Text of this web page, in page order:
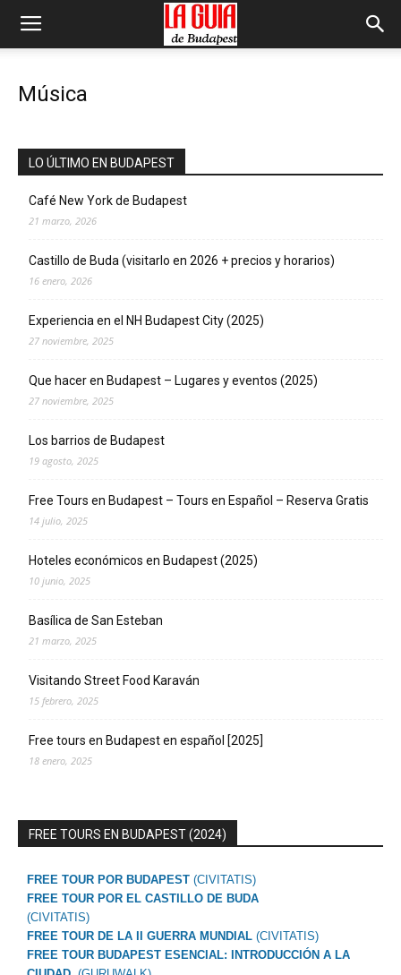
Música
LO ÚLTIMO EN BUDAPEST
Café New York de Budapest
21 marzo, 2026
Castillo de Buda (visitarlo en 2026 + precios y horarios)
16 enero, 2026
Experiencia en el NH Budapest City (2025)
27 noviembre, 2025
Que hacer en Budapest – Lugares y eventos (2025)
27 noviembre, 2025
Los barrios de Budapest
19 agosto, 2025
Free Tours en Budapest – Tours en Español – Reserva Gratis
14 julio, 2025
Hoteles económicos en Budapest (2025)
10 junio, 2025
Basílica de San Esteban
21 marzo, 2025
Visitando Street Food Karaván
15 febrero, 2025
Free tours en Budapest en español [2025]
18 enero, 2025
FREE TOURS EN BUDAPEST (2024)
FREE TOUR POR BUDAPEST (CIVITATIS)
FREE TOUR POR EL CASTILLO DE BUDA
(CIVITATIS)
FREE TOUR DE LA II GUERRA MUNDIAL (CIVITATIS)
FREE TOUR BUDAPEST ESENCIAL: INTRODUCCIÓN A LA